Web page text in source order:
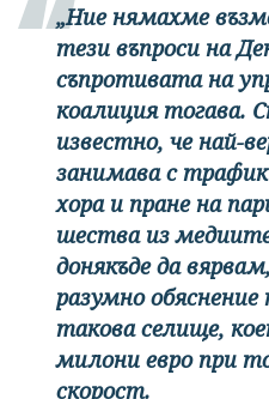
„Ние нямахме
тези въпроси на
съпротивата на
коалиция тогава.
известно, че най-
занимава с
хора и пране на
шества из
донякъде да
разумно обяснение
такова селище,
милони евро при
скорост.